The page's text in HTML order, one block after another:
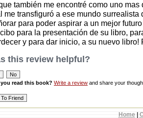
también me encontré como uno
me transfiguró a ese mundo
para poder aspirar a un mejor
para la presentación de su libro,
y para dar inicio, a su nuevo libro!
this review helpful?
you read this book? Write a review and share your
Home|